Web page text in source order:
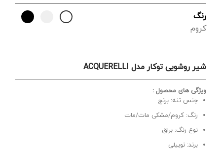
رنگ
کروم
شیر روشویی توکار مدل ACQUERELLI
ویژگی های محصول :
جنس تنه: برنج
رنگ: کروم/مشکی مات/مات
نوع رنگ: براق
برند: نوبیلی